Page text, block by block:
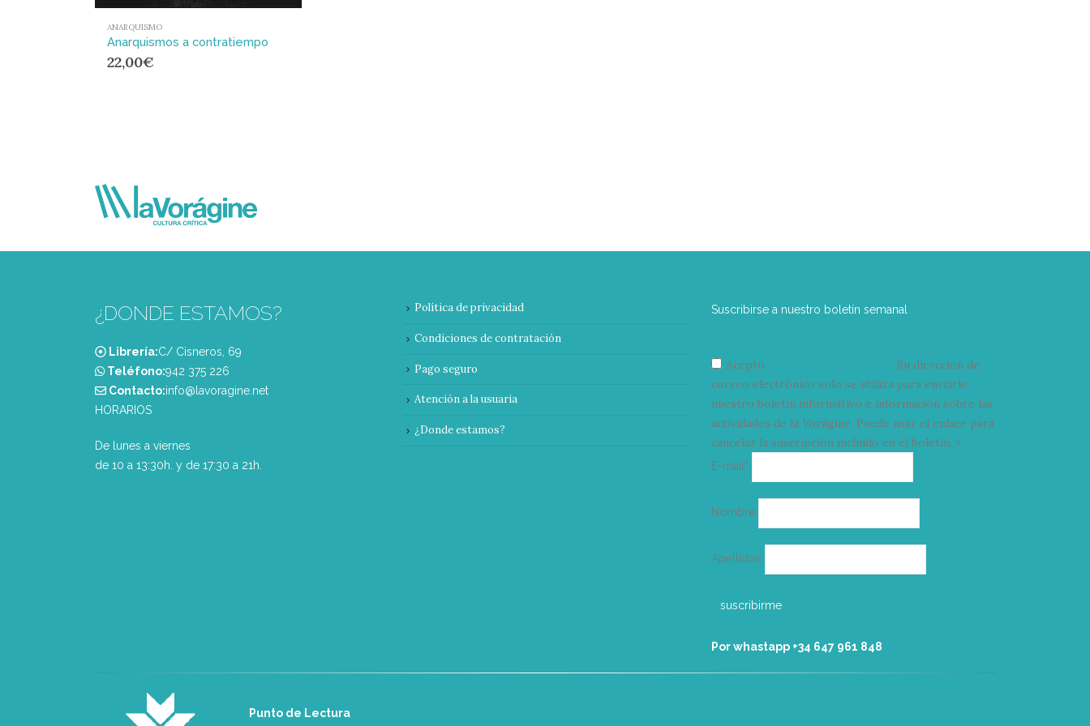
ANARQUISMO
Anarquismos a contratiempo
22,00€
¿DONDE ESTAMOS?
Librería:C/ Cisneros, 69
Teléfono:‭942 375 226‬
Contacto:info@lavoragine.net
HORARIOS
De lunes a viernes
de 10 a 13:30h. y de 17:30 a 21h.
Política de privacidad
Condiciones de contratación
Pago seguro
Atención a la usuaria
¿Donde estamos?
Suscribirse a nuestro boletín semanal
Acepto
Su dirección de
correo electrónico solo se utiliza para enviarle
nuestro boletín informativo e información sobre las
actividades de la Vorágine. Puede usar el enlace para
cancelar la suscripción incluido en el boletín. >
E-mail*
electrónico
Nombre
Apellidos
Por whastapp +34 ‭647 961 848‬
Punto de Lectura